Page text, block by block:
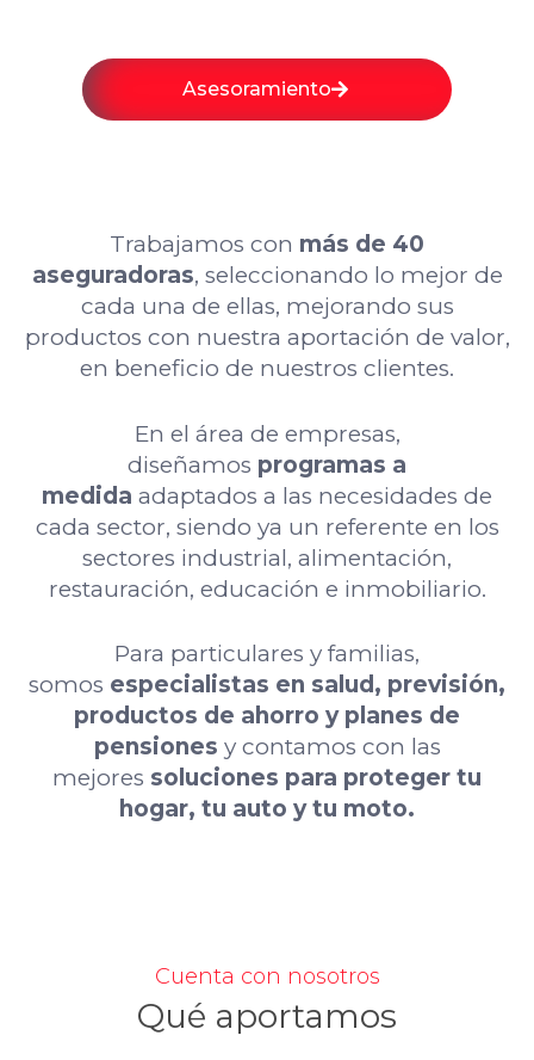
Asesoramiento
Trabajamos con más de 40
aseguradoras, seleccionando lo mejor de
cada una de ellas, mejorando sus
productos con nuestra aportación de valor,
en beneficio de nuestros clientes.
En el área de empresas,
diseñamos programas a
medida adaptados a las necesidades de
cada sector, siendo ya un referente en los
sectores industrial, alimentación,
restauración, educación e inmobiliario.
Para particulares y familias,
somos especialistas en salud, previsión,
productos de ahorro y planes de
pensiones y contamos con las
mejores soluciones para proteger tu
hogar, tu auto y tu moto.
Cuenta con nosotros
Qué aportamos